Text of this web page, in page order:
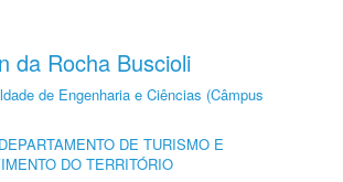
da Rocha Buscioli
de Engenharia e Ciências (Câmpus
DEPARTAMENTO DE TURISMO E
DO TERRITÓRIO